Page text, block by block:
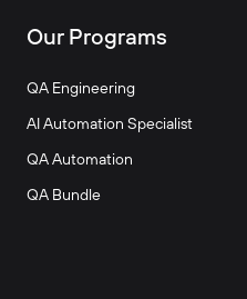
Our Programs
QA Engineering
AI Automation Specialist
QA Automation
QA Bundle